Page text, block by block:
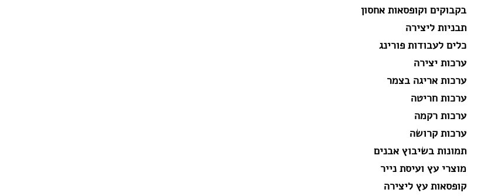
בקבוקים וקופסאות אחסון
תבניות ליצירה
כלים לעבודות פורינג
ערכות יצירה
ערכות אריגה בצמר
ערכות חריטה
ערכות רקמה
ערכות קרושה
תמונות בשיבוץ אבנים
מוצרי עץ ועיסת נייר
קופסאות עץ ליצירה